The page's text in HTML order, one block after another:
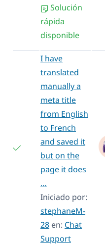
Solución
rápida
disponible
I have
translated
manually a
meta title
from English
to French
and saved it
but on the
page it does
…
Iniciado por:
stephaneM-
28 en: Chat
Support